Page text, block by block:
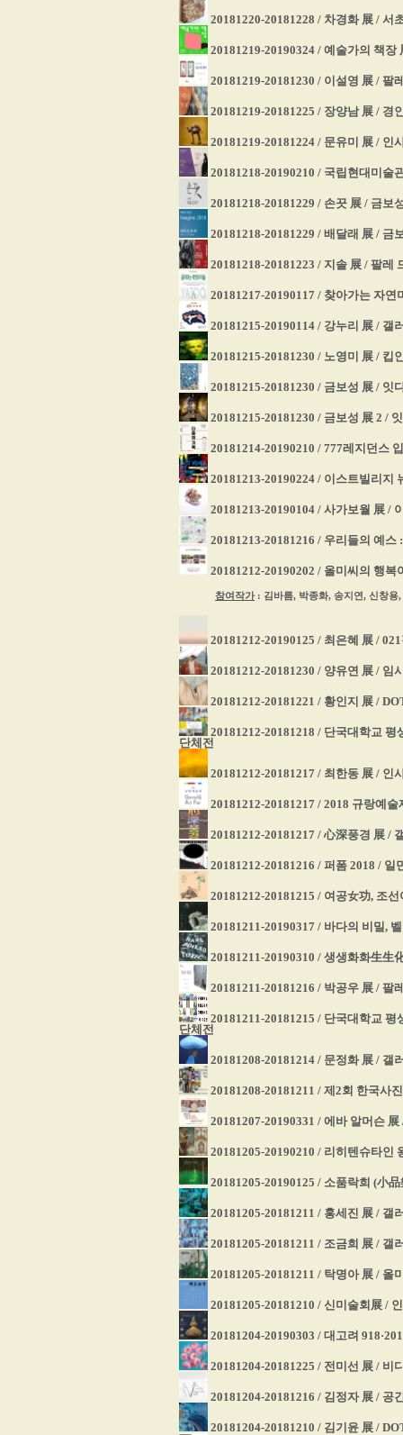
20181220-20181228 / 차경화 展 / 서
20181219-20190324 / 예술가의 책
20181219-20181230 / 이설영 展 / 팔
20181219-20181225 / 장양남 展 / 경
20181219-20181224 / 문유미 展 / 인
20181218-20190210 / 국립현대미술
20181218-20181229 / 손끗 展 / 금보
20181218-20181229 / 배달래 展 / 금
20181218-20181223 / 지솔 展 / 팔레
20181217-20190117 / 찾아가는 자연
20181215-20190114 / 강누리 展 / 갤
20181215-20181230 / 노영미 展 / 킵
20181215-20181230 / 금보성 展 / 잇
20181215-20181230 / 금보성 展 2 /
20181214-20190210 / 777레지던스
20181213-20190224 / 이스트빌리지
20181213-20190104 / 사가보월 展 /
20181213-20181216 / 우리들의 예
20181212-20190202 / 올미씨의 행
참여작가 : 김바름, 박종화, 송지연, 신창
20181212-20190125 / 최은혜 展 /
20181212-20181230 / 양유연 展 / 임
20181212-20181221 / 황인지 展 /
20181212-20181218 / 단국대학교
단체전
20181212-20181217 / 최한동 展 / 인
20181212-20181217 / 2018 규랑예
20181212-20181217 / 心深풍경 展 /
20181212-20181216 / 퍼폼 2018 / 일
20181212-20181215 / 여공女功, 조
20181211-20190317 / 바다의 비밀,
20181211-20190310 / 생생화화生生
20181211-20181216 / 박공우 展 / 팔
20181211-20181215 / 단국대학교
단체전
20181208-20181214 / 문정화 展 / 갤
20181208-20181211 / 제2회 한국사
20181207-20190331 / 에바 알머슨
20181205-20190210 / 리히텐슈타인
20181205-20190125 / 소품락희 (小
20181205-20181211 / 홍세진 展 / 갤
20181205-20181211 / 조금희 展 / 갤
20181205-20181211 / 탁명아 展 / 올
20181205-20181210 / 신미술회展 /
20181204-20190303 / 대고려
20181204-20181225 / 전미선 展 / 비
20181204-20181216 / 김정자 展 / 공
20181204-20181210 / 김기윤 展 /